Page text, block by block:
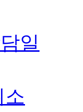
일
소